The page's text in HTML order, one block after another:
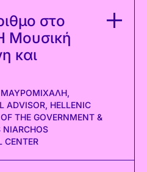
στο
Μουσική
και
ΜΑΥΡΟΜΙΧΑΛΗ,
ADVISOR, HELLENIC
THE GOVERNMENT &
NIARCHOS
CENTER